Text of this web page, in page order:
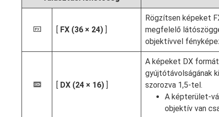
c [ FX (36 × 24) ]
Rögzítsen képeket
megfelelő
objektívvel
a [ DX (24 × 16) ]
A képeket DX
gyújtótávolságának
szorozva 1,5-tel.
A képterület-
objektív van